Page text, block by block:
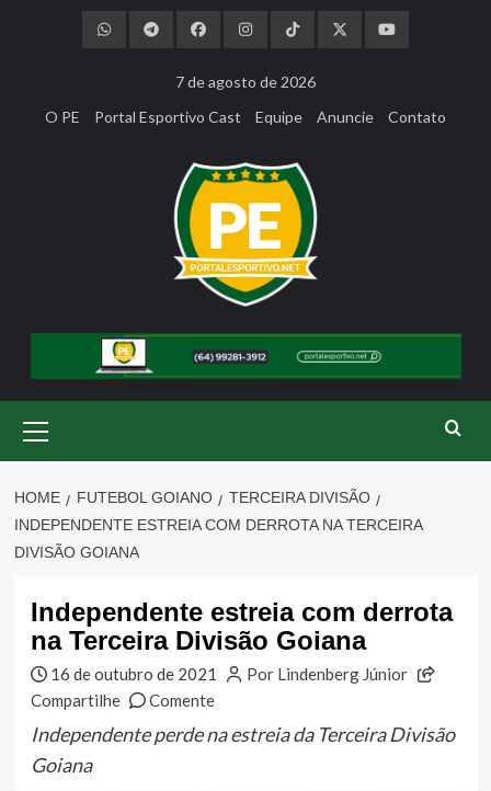
7 de agosto de 2026
O PE
Portal Esportivo Cast Equipe Anuncie Contato
Menu
HOME FUTEBOL GOIANO
TERCEIRA DIVISÃO
INDEPENDENTE ESTREIA COM DERROTA NA TERCEIRA
DIVISÃO GOIANA
Independente estreia com derrota
na Terceira Divisão Goiana
16 de outubro de 2021
Por Lindenberg Júnior
Compartilhe
Comente
Independente perde na estreia da Terceira Divisão
Goiana